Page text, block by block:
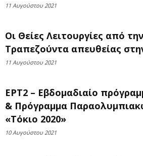
11 Αυγούστου 2021
Οι Θείες Λειτουργίες από
Τραπεζούντα απευθείας
11 Αυγούστου 2021
ΕΡΤ2 – Εβδομαδιαίο
& Πρόγραμμα
«Τόκιο 2020»
10 Αυγούστου 2021